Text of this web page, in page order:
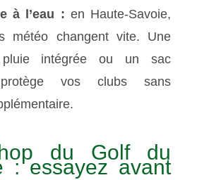
à l’eau : en Haute-Savoie,
météo changent vite. Une
intégrée ou un sac
protège vos clubs sans
du Golf du
: essayez avant